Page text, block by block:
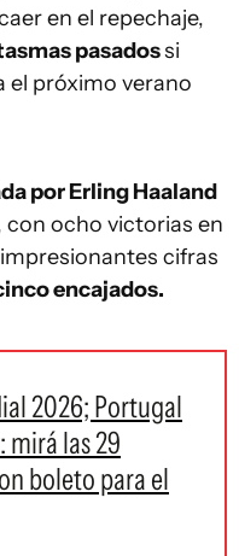
en el repechaje,
pasadossi
el próximo verano
por Erling Haaland
con ocho victorias en
cifras
encajados.
2026; Portugal
mirá las 29
boleto para el